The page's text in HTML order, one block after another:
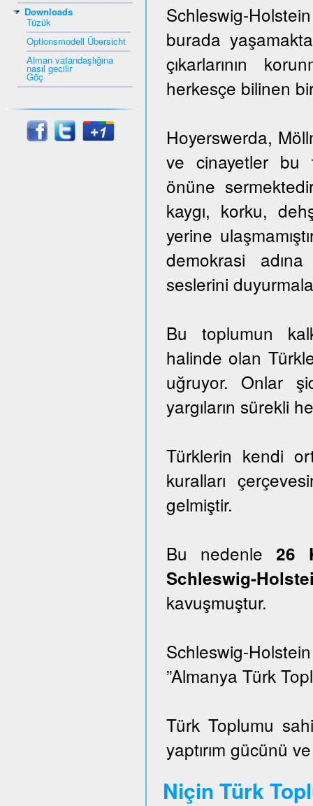
Downloads
Tüzük
Optionsmodell Übersicht
Alman vatandaşlığına
nasıl gecilir
Göç
Schleswig-
burada
çıkarlarının
herkesçe bilinen
Hoyerswerda,
ve cinayetler bu
önüne
kaygı, korku,
yerine
demokrasi
seslerini
Bu toplumun
halinde olan
uğruyor. Onlar
yargıların sürekli
Türklerin kendi
kuralları
gelmiştir.
Bu nedenle26
Schleswig-
kavuşmuştur.
Schleswig-
”Almanya Türk
Türk Toplumu
yaptırım gücünü
Niçin Türk